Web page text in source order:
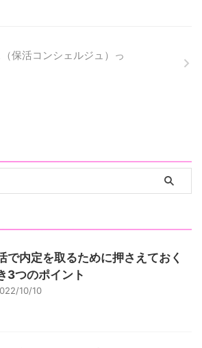
保活コンシェルジュ）っ
で内定を取るために押さえておく
3つのポイント
10/10